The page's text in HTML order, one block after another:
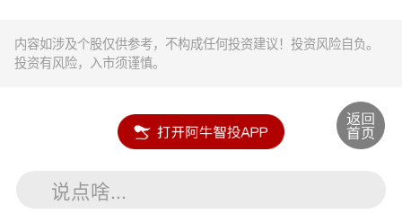
内容如涉及个股仅供参考，不构成任何投资建议！投资风险自负。
投资有风险，入市须谨慎。
说点啥...